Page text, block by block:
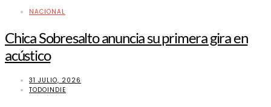
NACIONAL
Chica Sobresalto anuncia su primera gira en
acústico
31 JULIO, 2026
TODOINDIE